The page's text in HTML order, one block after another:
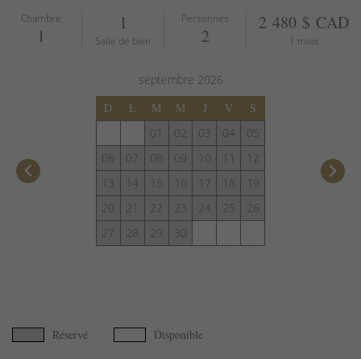
Chambre
1
1
Salle de bain
Personnes
2
2 480 $ CAD
1 mois
keyboard_arrow_left
septembre 2026
D
L M M J V
S
01
02 03 04
05
06
07 08 09 10 11
12
13
14 15 16 17 18
19
20
21 22 23 24 25
26
27
28 29 30
keyboard_arrow_right
Réservé Disponible